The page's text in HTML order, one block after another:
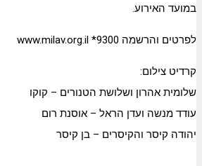
במועד האירוע.
לפרטים והרשמה www.milav.org.il *9300
קרדיט צילום:
שלומית אהרון ושלושת הטנורים – קוקו
עודד מנשה ועדן הראל – אוסנת רום
יהודה קיסר והקיסרים – בן קיסר